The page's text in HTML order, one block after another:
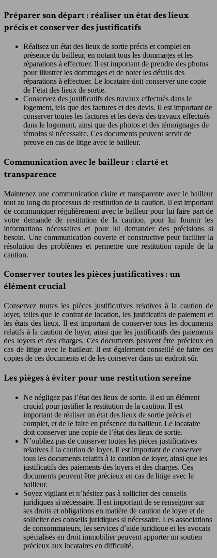
Préparer son départ : réaliser un état des lieux
précis et conserver des justificatifs
Réalisez un état des lieux de sortie précis et complet en
présence du bailleur, en notant tous les dommages et les
réparations à effectuer. Il est important de prendre des photos
pour illustrer les dommages et de noter les détails des
réparations à effectuer. Le locataire doit conserver une copie
de l’état des lieux de sortie.
Conservez des justificatifs des travaux effectués dans le
logement, tels que des factures et des devis. Il est important de
conserver toutes les factures et les devis des travaux effectués
dans le logement, ainsi que des photos et des témoignages de
témoins si nécessaire. Ces documents peuvent servir de
preuve en cas de litige avec le bailleur.
Communication avec le bailleur : clarté et
transparence
Maintenez une communication claire et transparente avec le bailleur
tout au long du processus de restitution de la caution. Il est important
de communiquer régulièrement avec le bailleur pour lui faire part de
votre demande de restitution de la caution, pour lui fournir les
informations nécessaires et pour lui demander des précisions si
besoin. Une communication ouverte et constructive peut faciliter la
résolution des problèmes et permettre une restitution rapide de la
caution.
Conserver toutes les pièces justificatives : un
élément crucial
Conservez toutes les pièces justificatives relatives à la caution de
loyer, telles que le contrat de location, les justificatifs de paiement et
les états des lieux. Il est important de conserver tous les documents
relatifs à la caution de loyer, ainsi que les justificatifs des paiements
des loyers et des charges. Ces documents peuvent être précieux en
cas de litige avec le bailleur. Il est également conseillé de faire des
copies de ces documents et de les conserver dans un endroit sûr.
Les pièges à éviter pour une restitution sereine
Ne négligez pas l’état des lieux de sortie. Il est un élément
crucial pour justifier la restitution de la caution. Il est
important de réaliser un état des lieux de sortie précis et
complet, et de le faire en présence du bailleur. Le locataire
doit conserver une copie de l’état des lieux de sortie.
N’oubliez pas de conserver toutes les pièces justificatives
relatives à la caution de loyer. Il est important de conserver
tous les documents relatifs à la caution de loyer, ainsi que les
justificatifs des paiements des loyers et des charges. Ces
documents peuvent être précieux en cas de litige avec le
bailleur.
Soyez vigilant et n’hésitez pas à solliciter des conseils
juridiques si nécessaire. Il est important de se renseigner sur
ses droits et obligations en matière de caution de loyer et de
solliciter des conseils juridiques si nécessaire. Les associations
de consommateurs, les services d’aide juridique et les avocats
spécialisés en droit immobilier peuvent apporter un soutien
précieux aux locataires en difficulté.